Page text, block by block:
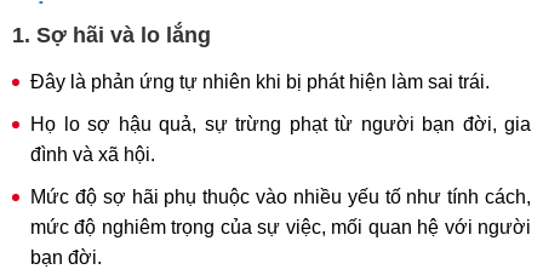
1. Sợ hãi và lo lắng
Đây là phản ứng tự nhiên khi bị phát hiện làm sai trái.
Họ lo sợ hậu quả, sự trừng phạt từ người bạn đời, gia
đình và xã hội.
Mức độ sợ hãi phụ thuộc vào nhiều yếu tố như tính cách,
mức độ nghiêm trọng của sự việc, mối quan hệ với người
bạn đời.